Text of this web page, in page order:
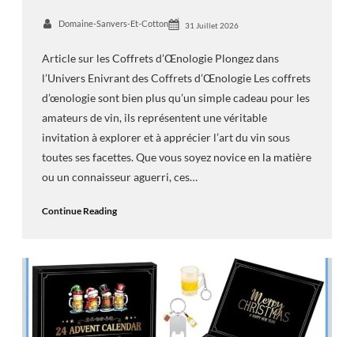
Domaine-Sanvers-Et-Cotton 31 Juillet 2026
Article sur les Coffrets d’Œnologie Plongez dans
l’Univers Enivrant des Coffrets d’Œnologie Les coffrets
d’œnologie sont bien plus qu’un simple cadeau pour les
amateurs de vin, ils représentent une véritable
invitation à explorer et à apprécier l’art du vin sous
toutes ses facettes. Que vous soyez novice en la matière
ou un connaisseur aguerri, ces…
Continue Reading